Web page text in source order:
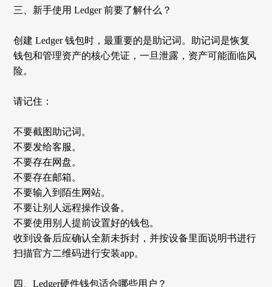
三、新手使用 Ledger 前要了解什么？
创建 Ledger 钱包时，最重要的是助记词。助记词是恢复
钱包和管理资产的核心凭证，一旦泄露，资产可能面临风
险。
请记住：
不要截图助记词。
不要发给客服。
不要存在网盘。
不要存在邮箱。
不要输入到陌生网站。
不要让别人远程操作设备。
不要使用别人提前设置好的钱包。
收到设备后应确认全新未拆封，并按设备里面说明书进行
扫描官方二维码进行安装app。
四、Ledger硬件钱包适合哪些用户？